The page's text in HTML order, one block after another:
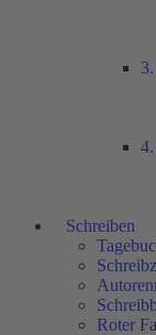
Schreiben
Roter